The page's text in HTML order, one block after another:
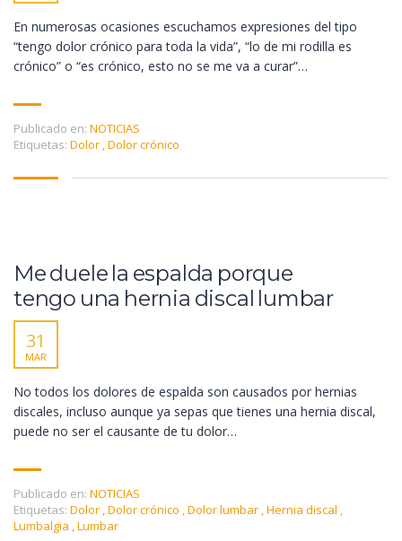
En numerosas ocasiones escuchamos expresiones del tipo
“tengo dolor crónico para toda la vida”, “lo de mi rodilla es
crónico” o “es crónico, esto no se me va a curar”…
Publicado en: NOTICIAS
Etiquetas: Dolor ,Dolor crónico
Me duele la espalda porque
tengo una hernia discal lumbar
31
MAR
No todos los dolores de espalda son causados por hernias
discales, incluso aunque ya sepas que tienes una hernia discal,
puede no ser el causante de tu dolor…
Publicado en: NOTICIAS
Etiquetas: Dolor ,Dolor crónico ,Dolor lumbar ,Hernia discal ,
Lumbalgia ,Lumbar